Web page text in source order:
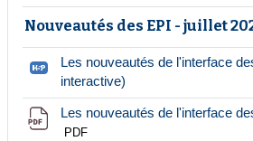
Nouveautés des EPI - juillet
Les nouveautés de l'interface
interactive)
Les nouveautés de l'interface
PDF